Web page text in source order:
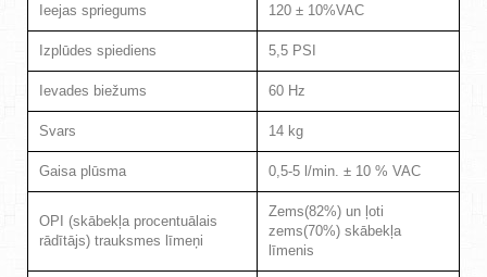
Ieejas spriegums 120 ± 10%VAC
Izplūdes spiediens 5,5 PSI
Ievades biežums 60 Hz
Svars 14 kg
Gaisa plūsma 0,5-5 l/min. ± 10 % VAC
OPI (skābekļa procentuālais
rādītājs) trauksmes līmeņi
Zems(82%) un ļoti
zems(70%) skābekļa
līmenis